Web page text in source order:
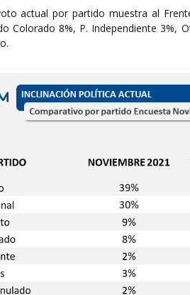
actual por partido muestra al
Colorado 8%, P. Independiente 3%,